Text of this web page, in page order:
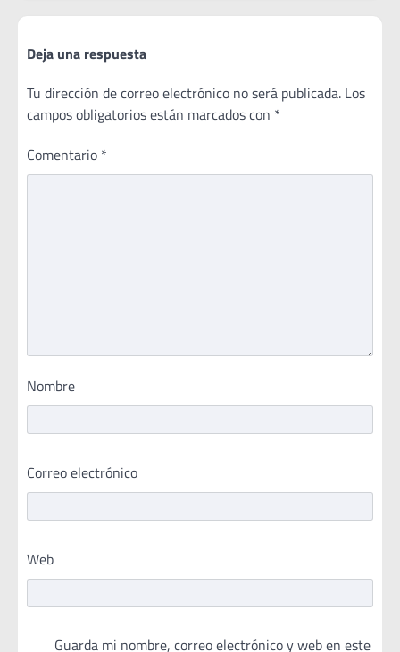
Deja una respuesta
Tu dirección de correo electrónico no será publicada. Los
campos obligatorios están marcados con *
Comentario *
Nombre
Correo electrónico
Web
Guarda mi nombre, correo electrónico y web en este